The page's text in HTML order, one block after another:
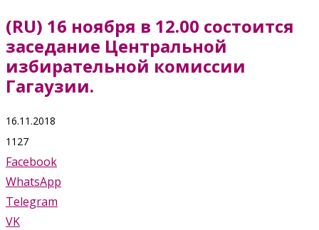
(RU) 16 ноября в 12.00 состоится
заседание Центральной
избирательной комиссии
Гагаузии.
16.11.2018
1127
Facebook
WhatsApp
Telegram
VK